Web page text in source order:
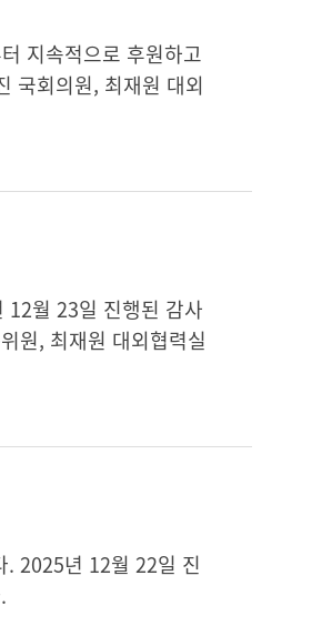
지속적으로 후원하고
국회의원, 최재원 대외
12월 23일 진행된 감사
원, 최재원 대외협력실
. 2025년 12월 22일 진